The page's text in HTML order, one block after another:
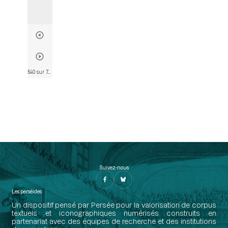
540 sur 746
Suivez-nous
Les perséides
Un dispositif pensé par Persée pour la valorisation de corpus
textuels et iconographiques numérisés construits en
partenariat avec des équipes de recherche et des institutions